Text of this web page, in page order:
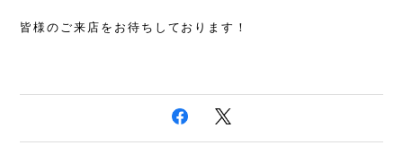
皆様のご来店をお待ちしております！